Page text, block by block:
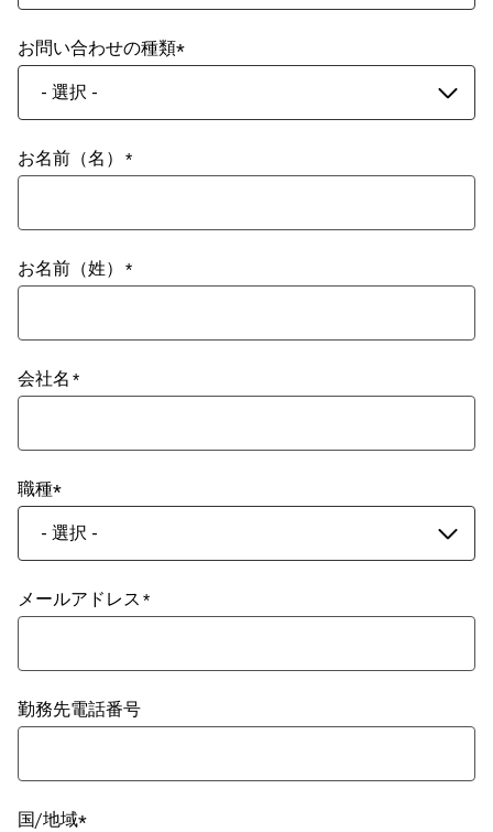
お問い合わせの種類
- 選択 -
お名前（名）
お名前（姓）
会社名
職種
- 選択 -
メールアドレス
勤務先電話番号
国/地域